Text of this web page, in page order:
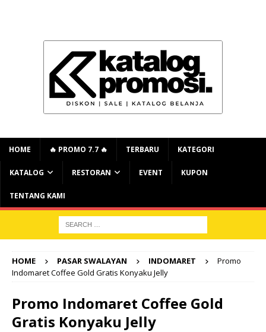
HOME 🔥 PROMO 7.7 🔥 TERBARU KATEGORI
KATALOG RESTORAN EVENT KUPON
TENTANG KAMI
HOME PASAR SWALAYAN INDOMARET
Promo
Indomaret Coffee Gold Gratis Konyaku Jelly
Promo Indomaret Coffee Gold
Gratis Konyaku Jelly